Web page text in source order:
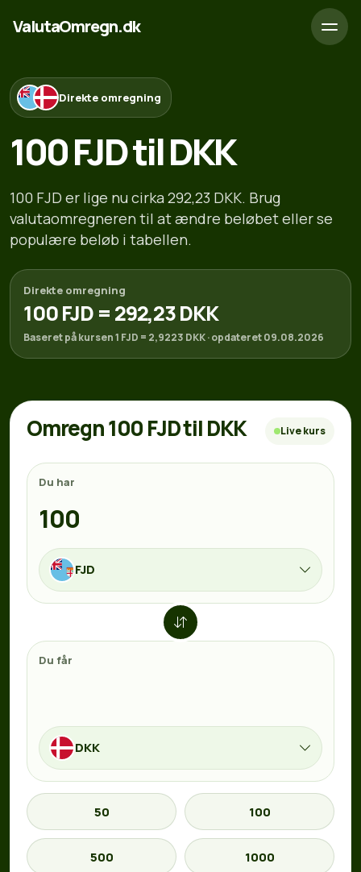
ValutaOmregn.dk
Direkte omregning
100 FJD til DKK
100 FJD er lige nu cirka 292,23 DKK. Brug
valutaomregneren til at ændre beløbet eller se
populære beløb i tabellen.
Direkte omregning
100 FJD = 292,23 DKK
Baseret på kursen 1 FJD = 2,9223 DKK · opdateret 09.08.2026
Omregn 100 FJD til DKK Live kurs
Du har
FJD
Du får
DKK
50 100
500 1000